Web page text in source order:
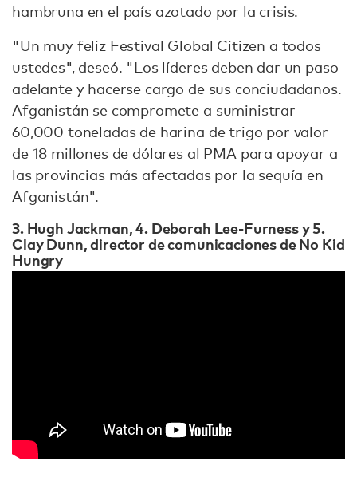
hambruna en el país azotado por la crisis.
"Un muy feliz Festival Global Citizen a todos
ustedes", deseó. "Los líderes deben dar un paso
adelante y hacerse cargo de sus conciudadanos.
Afganistán se compromete a suministrar
60,000 toneladas de harina de trigo por valor
de 18 millones de dólares al PMA para apoyar a
las provincias más afectadas por la sequía en
Afganistán".
3. Hugh Jackman, 4. Deborah Lee-Furness y 5.
Clay Dunn, director de comunicaciones de No Kid
Hungry